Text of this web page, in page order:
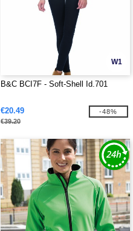
W1
B&C BCI7F - Soft-Shell Id.701
€20.49
€39.20
-48%